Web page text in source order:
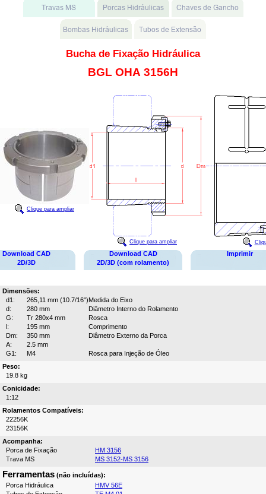
Bucha de Fixação Hidráulica
BGL OHA 3156H
Clique para ampliar
Clique para ampliar
Download CAD
2D/3D
Download CAD
2D/3D (com rolamento)
Imprimir
Dimensões:
d1:
265,11 mm (10.7/16")Medida do Eixo
d:
280 mm
Diâmetro Interno do Rolamento
G:
Tr 280x4 mm
Rosca
l:
195 mm
Comprimento
Dm:
350 mm
Diâmetro Externo da Porca
A:
2.5 mm
G1:
M4
Rosca para Injeção de Óleo
Peso:
19.8 kg
Conicidade:
1:12
Rolamentos Compatíveis:
22256K
23156K
Acompanha:
Porca de Fixação
HM 3156
Trava MS
MS 3152-MS 3156
Ferramentas (não incluídas):
Porca Hidráulica
HMV 56E